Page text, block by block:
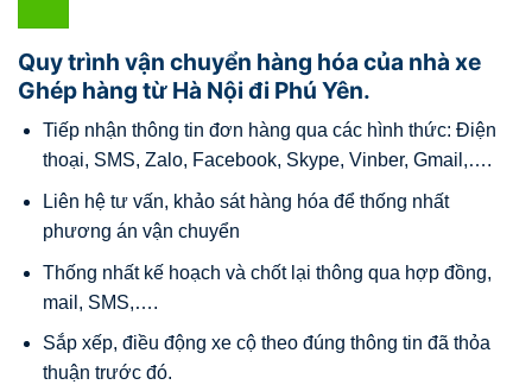
Quy trình vận chuyển hàng hóa của nhà xe
Ghép hàng từ Hà Nội đi Phú Yên.
Tiếp nhận thông tin đơn hàng qua các hình thức: Điện
thoại, SMS, Zalo, Facebook, Skype, Vinber, Gmail,….
Liên hệ tư vấn, khảo sát hàng hóa để thống nhất
phương án vận chuyển
Thống nhất kế hoạch và chốt lại thông qua hợp đồng,
mail, SMS,….
Sắp xếp, điều động xe cộ theo đúng thông tin đã thỏa
thuận trước đó.